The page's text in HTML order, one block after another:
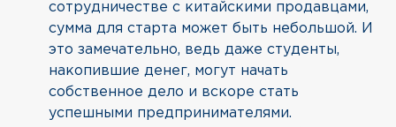
сотрудничестве с китайскими продавцами,
сумма для старта может быть небольшой. И
это замечательно, ведь даже студенты,
накопившие денег, могут начать
собственное дело и вскоре стать
успешными предпринимателями.